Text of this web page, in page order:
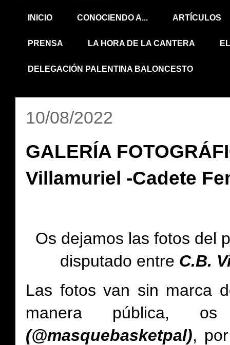
INICIO CONOCIENDO A... ARTÍCULOS
PRENSA LA HORA DE LA CANTERA
DELEGACIÓN PALENTINA BALONCESTO
10/08/2022
GALERÍA
Villamuriel -Cadete
Os dejamos las fotos del
disputado entre C.B.
Las fotos van sin marca
manera pública,
(@masquebasketpal),